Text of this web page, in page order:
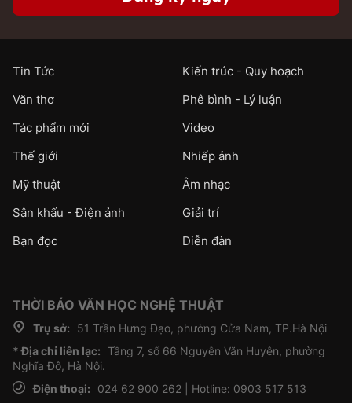
Tin Tức
Kiến trúc - Quy hoạch
Văn thơ
Phê bình - Lý luận
Tác phẩm mới
Video
Thế giới
Nhiếp ảnh
Mỹ thuật
Âm nhạc
Sân khấu - Điện ảnh
Giải trí
Bạn đọc
Diễn đàn
THỜI BÁO VĂN HỌC NGHỆ THUẬT
Trụ sở:
51 Trần Hưng Đạo, phường Cửa Nam, TP.Hà Nội
* Địa chỉ liên lạc: Tầng 7, số 66 Nguyễn Văn Huyên, phường
Nghĩa Đô, Hà Nội.
Điện thoại:
024 62 900 262 | Hotline: 0903 517 513